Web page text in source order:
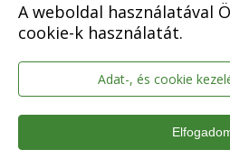
A weboldal használatával
cookie-k használatát.
Adat-, és cookie
Donkó Ignác